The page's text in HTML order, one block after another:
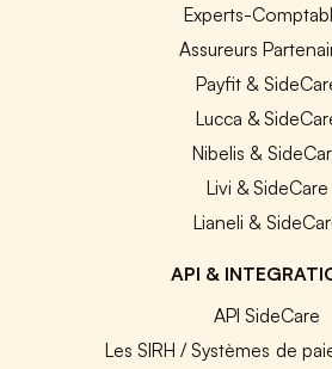
Experts-
Assureurs
Payfit &
Lucca &
Nibelis &
Livi & SideCare
Lianeli &
API &
API SideCare
Les SIRH / Systèmes de